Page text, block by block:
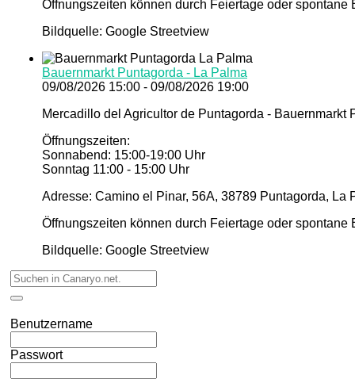
Öffnungszeiten können durch Feiertage oder
Bildquelle: Google Streetview
Bauernmarkt Puntagorda - La Palma
09/08/2026 15:00 - 09/08/2026 19:00
Mercadillo del Agricultor de Puntagorda - Bauernmarkt
Öffnungszeiten:
Sonnabend: 15:00-19:00 Uhr
Sonntag 11:00 - 15:00 Uhr
Adresse: Camino el Pinar, 56A, 38789 Puntagorda, La
Öffnungszeiten können durch Feiertage oder
Bildquelle: Google Streetview
Benutzername
Passwort